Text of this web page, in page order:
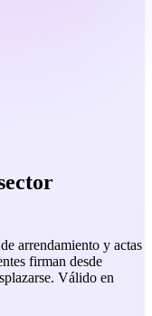
arrendamiento y actas
firman desde
Válido en